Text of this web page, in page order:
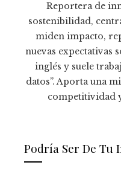
Reportera de
sostenibilidad,
miden impacto,
nuevas expectativas
inglés y suele
datos”. Aporta una
competitividad
Podría Ser De Tu